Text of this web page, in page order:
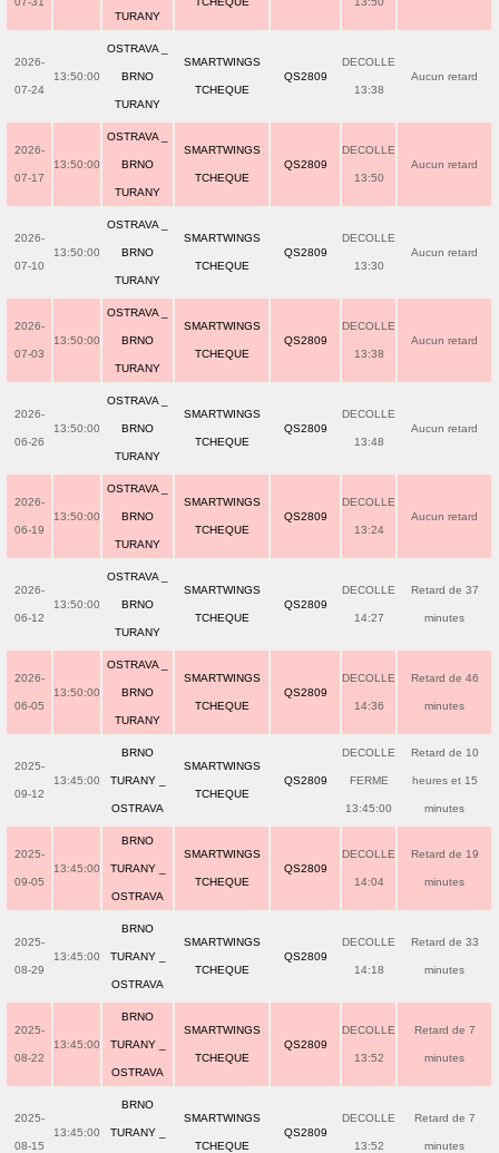
TURANY
2026-
07-24
13:50:00
OSTRAVA _
BRNO
TURANY
SMARTWINGS
TCHEQUE
QS2809
DECOLLE
13:38
Aucun retard
2026-
07-17
13:50:00
OSTRAVA _
BRNO
TURANY
SMARTWINGS
TCHEQUE
QS2809
DECOLLE
13:50
Aucun retard
2026-
07-10
13:50:00
OSTRAVA _
BRNO
TURANY
SMARTWINGS
TCHEQUE
QS2809
DECOLLE
13:30
Aucun retard
2026-
07-03
13:50:00
OSTRAVA _
BRNO
TURANY
SMARTWINGS
TCHEQUE
QS2809
DECOLLE
13:38
Aucun retard
2026-
06-26
13:50:00
OSTRAVA _
BRNO
TURANY
SMARTWINGS
TCHEQUE
QS2809
DECOLLE
13:48
Aucun retard
2026-
06-19
13:50:00
OSTRAVA _
BRNO
TURANY
SMARTWINGS
TCHEQUE
QS2809
DECOLLE
13:24
Aucun retard
2026-
06-12
13:50:00
OSTRAVA _
BRNO
TURANY
SMARTWINGS
TCHEQUE
QS2809
DECOLLE
14:27
Retard de 37
minutes
2026-
06-05
13:50:00
OSTRAVA _
BRNO
TURANY
SMARTWINGS
TCHEQUE
QS2809
DECOLLE
14:36
Retard de 46
minutes
2025-
09-12
13:45:00
BRNO
TURANY _
OSTRAVA
SMARTWINGS
TCHEQUE
QS2809
DECOLLE
FERME
13:45:00
Retard de 10
heures et 15
minutes
2025-
09-05
13:45:00
BRNO
TURANY _
OSTRAVA
SMARTWINGS
TCHEQUE
QS2809
DECOLLE
14:04
Retard de 19
minutes
2025-
08-29
13:45:00
BRNO
TURANY _
OSTRAVA
SMARTWINGS
TCHEQUE
QS2809
DECOLLE
14:18
Retard de 33
minutes
2025-
08-22
13:45:00
BRNO
TURANY _
OSTRAVA
SMARTWINGS
TCHEQUE
QS2809
DECOLLE
13:52
Retard de 7
minutes
2025-
08-15
13:45:00
BRNO
TURANY _
SMARTWINGS
TCHEQUE
QS2809
DECOLLE
13:52
Retard de 7
minutes